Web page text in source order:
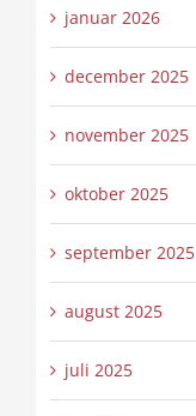
januar 2026
december 2025
november 2025
oktober 2025
september 2025
august 2025
juli 2025